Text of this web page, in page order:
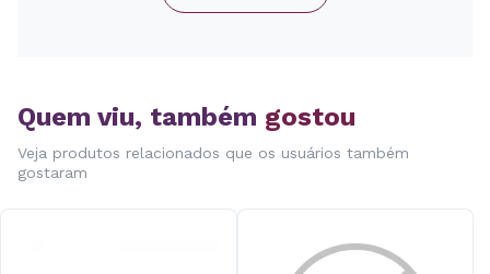
Quem viu, também gostou
Veja produtos relacionados que os usuários também
gostaram